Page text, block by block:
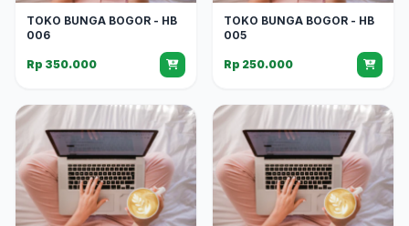
TOKO BUNGA BOGOR - HB
006
Rp 350.000
TOKO BUNGA BOGOR - HB
005
Rp 250.000